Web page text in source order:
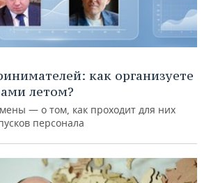
как организуете
летом?
— о том, как проходит для них
персонала